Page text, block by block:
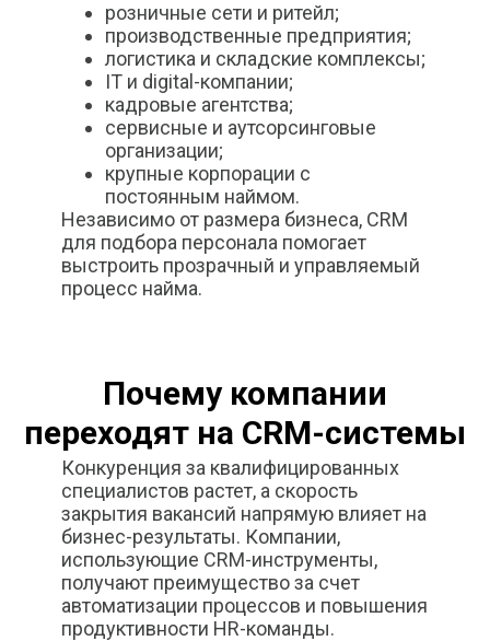
розничные сети и ритейл;
производственные предприятия;
логистика и складские комплексы;
IT и digital-компании;
кадровые агентства;
сервисные и аутсорсинговые
организации;
крупные корпорации с
постоянным наймом.
Независимо от размера бизнеса, CRM
для подбора персонала помогает
выстроить прозрачный и управляемый
процесс найма.
Почему компании
переходят на CRM-системы
Конкуренция за квалифицированных
специалистов растет, а скорость
закрытия вакансий напрямую влияет на
бизнес-результаты. Компании,
использующие CRM-инструменты,
получают преимущество за счет
автоматизации процессов и повышения
продуктивности HR-команды.